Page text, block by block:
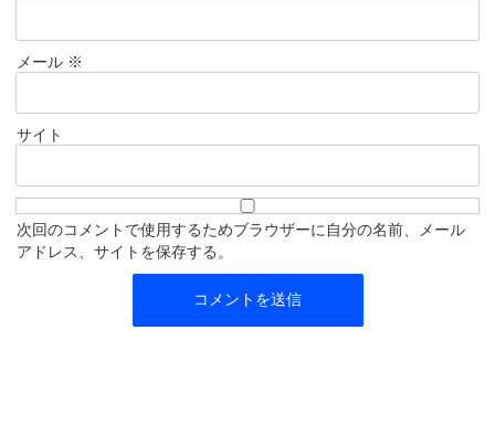
メール ※
サイト
次回のコメントで使用するためブラウザーに自分の名前、メール
アドレス、サイトを保存する。